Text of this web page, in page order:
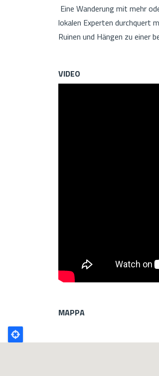
Eine Wanderung mit mehr
lokalen Experten durchquert
Ruinen und Hängen zu einer
VIDEO
MAPPA
Poligono
GEO